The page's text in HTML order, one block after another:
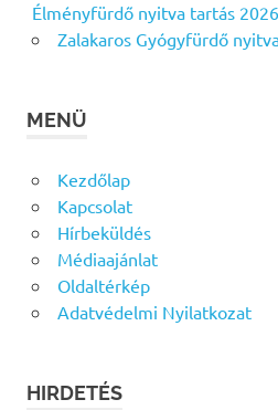
Élményfürdő nyitva tartás
Zalakaros Gyógyfürdő
MENÜ
Kezdőlap
Kapcsolat
Hírbeküldés
Médiaajánlat
Oldaltérkép
Adatvédelmi Nyilatkozat
HIRDETÉS